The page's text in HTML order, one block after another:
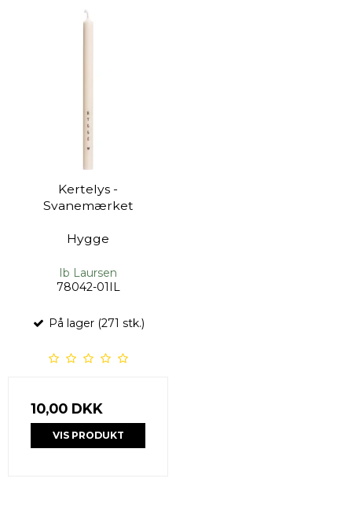
Kertelys -
Svanemærket
Hygge
Ib Laursen
78042-01IL
På lager (271 stk.)
10,00 DKK
VIS PRODUKT